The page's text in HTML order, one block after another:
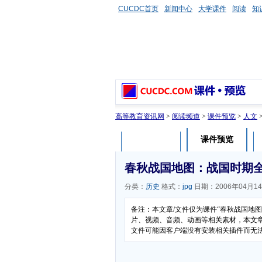
CUCDC首页 新闻中心 大学课件 阅读 知
高等教育资讯网 > 阅读频道 > 课件预览 > 人文
课件预览
春秋战国地图：战国时期
分类： 历史 格式： jpg 日期：2006年04月14
备注：本文章/文件仅为课件“春秋战国地
片、视频、音频、动画等相关素材，本文
文件可能因客户端没有安装相关插件而无